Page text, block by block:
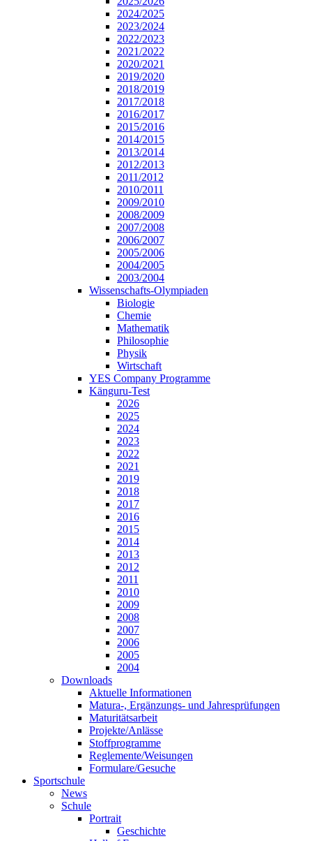
2024/2025
2023/2024
2022/2023
2021/2022
2020/2021
2019/2020
2018/2019
2017/2018
2016/2017
2015/2016
2014/2015
2013/2014
2012/2013
2011/2012
2010/2011
2009/2010
2008/2009
2007/2008
2006/2007
2005/2006
2004/2005
2003/2004
Wissenschafts-Olympiaden
Biologie
Chemie
Mathematik
Philosophie
Physik
Wirtschaft
YES Company Programme
Känguru-Test
2026
2025
2024
2023
2022
2021
2019
2018
2017
2016
2015
2014
2013
2012
2011
2010
2009
2008
2007
2006
2005
2004
Downloads
Aktuelle Informationen
Matura-, Ergänzungs- und Jahresprüfungen
Maturitätsarbeit
Projekte/Anlässe
Stoffprogramme
Reglemente/Weisungen
Formulare/Gesuche
Sportschule
News
Schule
Portrait
Geschichte